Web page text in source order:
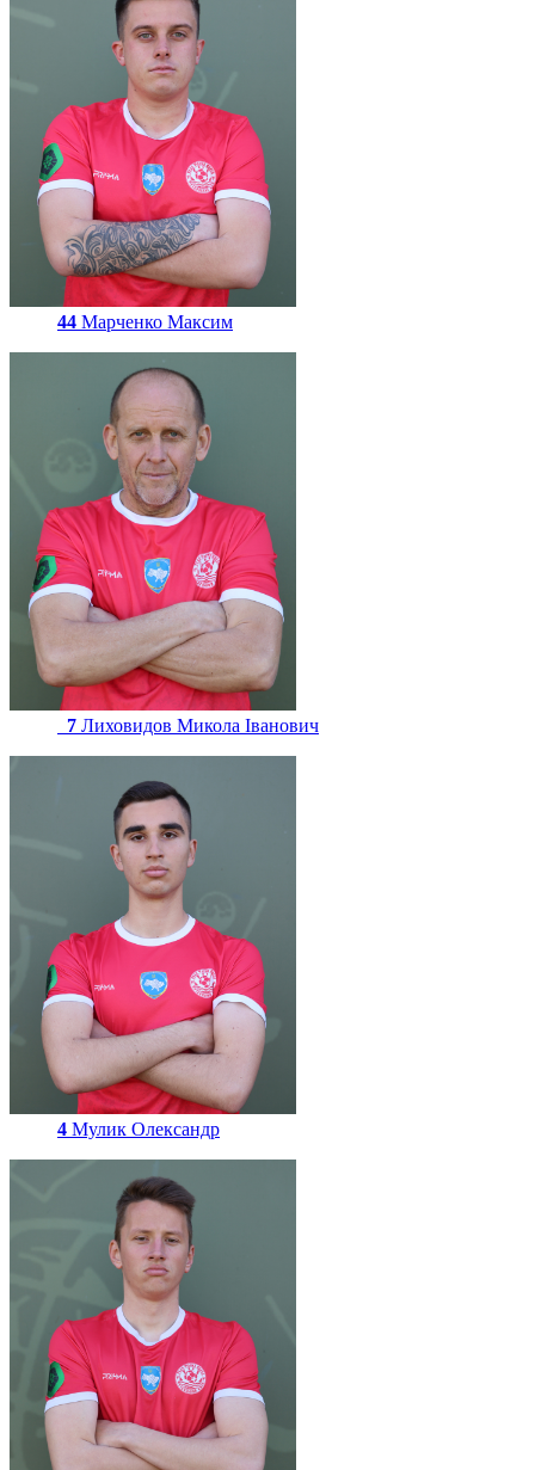
44 Марченко Максим
7 Лиховидов Микола Іванович
4 Мулик Олександр